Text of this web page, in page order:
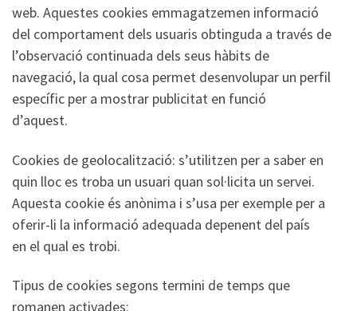
web. Aquestes cookies emmagatzemen informació
del comportament dels usuaris obtinguda a través de
l’observació continuada dels seus hàbits de
navegació, la qual cosa permet desenvolupar un perfil
específic per a mostrar publicitat en funció
d’aquest.
Cookies de geolocalització: s’utilitzen per a saber en
quin lloc es troba un usuari quan sol·licita un servei.
Aquesta cookie és anònima i s’usa per exemple per a
oferir-li la informació adequada depenent del país
en el qual es trobi.
Tipus de cookies segons termini de temps que
romanen activades: